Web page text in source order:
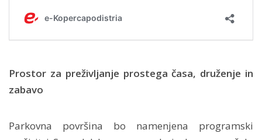
Prostor za preživljanje prostega časa, druženje in
zabavo
Parkovna površina bo namenjena programski